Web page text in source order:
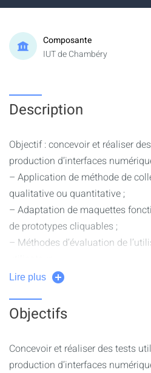
Composante
IUT de Chambéry
Description
Objectif : concevoir et réaliser
production d’interfaces
– Application de méthode de
qualitative ou quantitative ;
– Adaptation de maquettes
de prototypes cliquables ;
– Méthodes d’évaluation de
– Production de
Lire plus
Objectifs
Concevoir et réaliser des tests
production d’interfaces